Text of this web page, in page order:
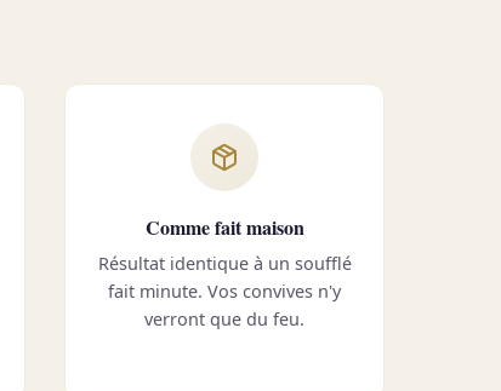
Comme fait maison
Résultat identique à un soufflé
fait minute. Vos convives n'y
verront que du feu.